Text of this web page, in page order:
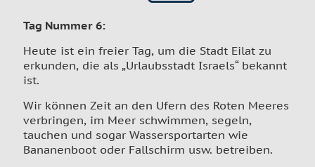
Tag Nummer 6:
Heute ist ein freier Tag, um die Stadt Eilat zu
erkunden, die als „Urlaubsstadt Israels“ bekannt
ist.
Wir können Zeit an den Ufern des Roten Meeres
verbringen, im Meer schwimmen, segeln,
tauchen und sogar Wassersportarten wie
Bananenboot oder Fallschirm usw. betreiben.